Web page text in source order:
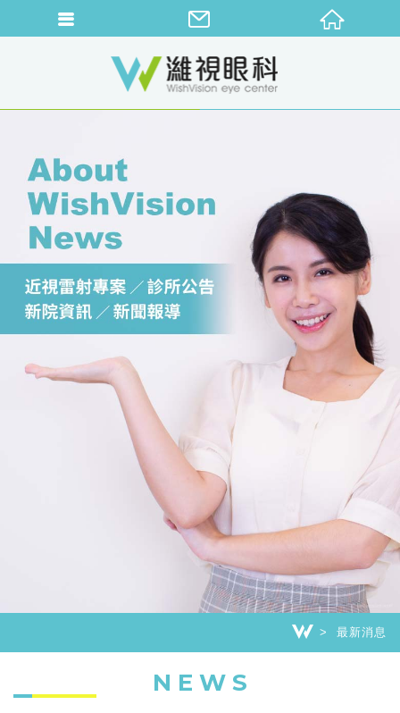
最新消息
NEWS